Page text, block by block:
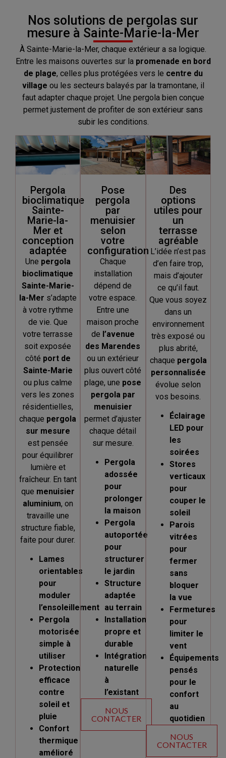
Nos solutions de pergolas sur
mesure à Sainte-Marie-la-Mer
À Sainte-Marie-la-Mer, chaque extérieur a sa logique.
Entre les maisons ouvertes sur la promenade en bord
de plage, celles plus protégées vers le centre du
village ou les secteurs balayés par la tramontane, il
faut adapter chaque projet. Une pergola bien conçue
permet justement de profiter de son extérieur sans
subir les conditions.
Pergola
bioclimatique
Sainte-
Marie-la-
Mer et
conception
adaptée
Une pergola
bioclimatique
Sainte-Marie-
la-Mer s’adapte
à votre rythme
de vie. Que
votre terrasse
soit exposée
côté port de
Sainte-Marie
ou plus calme
vers les zones
résidentielles,
chaque pergola
sur mesure
est pensée
pour équilibrer
lumière et
fraîcheur. En tant
que menuisier
aluminium, on
travaille une
structure fiable,
faite pour durer.
Lames
orientables
pour
moduler
l’ensoleillement
Pergola
motorisée
simple à
utiliser
Protection
efficace
contre
soleil et
pluie
Confort
thermique
amélioré
Pose
pergola
par
menuisier
selon
votre
configuration
Chaque
installation
dépend de
votre espace.
Entre une
maison proche
de l’avenue
des Marendes
ou un extérieur
plus ouvert côté
plage, une pose
pergola par
menuisier
permet d’ajuster
chaque détail
sur mesure.
Pergola
adossée
pour
prolonger
la maison
Pergola
autoportée
pour
structurer
le jardin
Structure
adaptée
au terrain
Installation
propre et
durable
Intégration
naturelle
à
l’existant
NOUS
CONTACTER
Des
options
utiles pour
un
terrasse
agréable
L’idée n’est pas
d’en faire trop,
mais d’ajouter
ce qu’il faut.
Que vous soyez
dans un
environnement
très exposé ou
plus abrité,
chaque pergola
personnalisée
évolue selon
vos besoins.
Éclairage
LED pour
les
soirées
Stores
verticaux
pour
couper le
soleil
Parois
vitrées
pour
fermer
sans
bloquer
la vue
Fermetures
pour
limiter le
vent
Équipements
pensés
pour le
confort
au
quotidien
NOUS
CONTACTER